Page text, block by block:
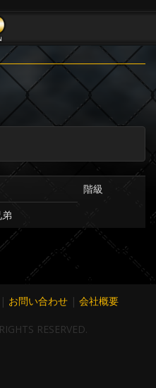
階級
| お問い合わせ | 会社概要
RESERVED.